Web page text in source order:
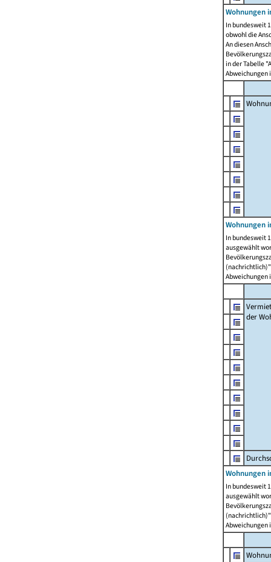
Wohnungen
In bundesweit
obwohl die
An diesen
in der Tabelle
Abweichungen
Wohnungen
In bundesweit
ausgewählt
Abweichungen
der
Wohnungen
In bundesweit
ausgewählt
Abweichungen